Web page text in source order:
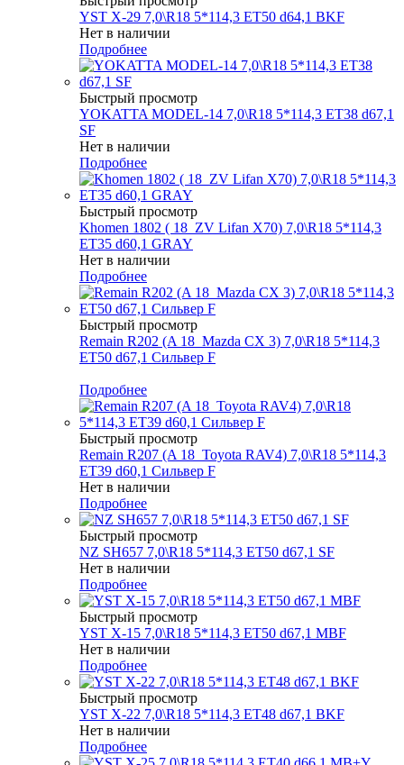
YST X-29 7,0\R18 5*114,3 ET50 d64,1 BKF
Нет в наличии
Подробнее
Быстрый просмотр
YOKATTA MODEL-14 7,0\R18 5*114,3 ET38 d67,1
SF
Нет в наличии
Подробнее
Быстрый просмотр
Khomen 1802 ( 18_ZV Lifan X70) 7,0\R18 5*114,3
ET35 d60,1 GRAY
Нет в наличии
Подробнее
Быстрый просмотр
Remain R202 (A 18_Mazda CХ 3) 7,0\R18 5*114,3
ET50 d67,1 Сильвер F
Подробнее
Быстрый просмотр
Remain R207 (A 18_Toyota RAV4) 7,0\R18 5*114,3
ET39 d60,1 Сильвер F
Нет в наличии
Подробнее
Быстрый просмотр
NZ SH657 7,0\R18 5*114,3 ET50 d67,1 SF
Нет в наличии
Подробнее
Быстрый просмотр
YST X-15 7,0\R18 5*114,3 ET50 d67,1 MBF
Нет в наличии
Подробнее
Быстрый просмотр
YST X-22 7,0\R18 5*114,3 ET48 d67,1 BKF
Нет в наличии
Подробнее